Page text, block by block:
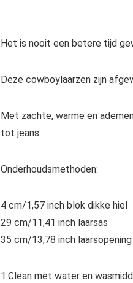
Het is nooit een betere tijd
Deze cowboylaarzen zijn
Met zachte, warme en
tot jeans
Onderhoudsmethoden:
4 cm/1,57 inch blok dikke hiel
29 cm/11,41 inch laarsas
35 cm/13,78 inch laarsopening
1.Clean met water en